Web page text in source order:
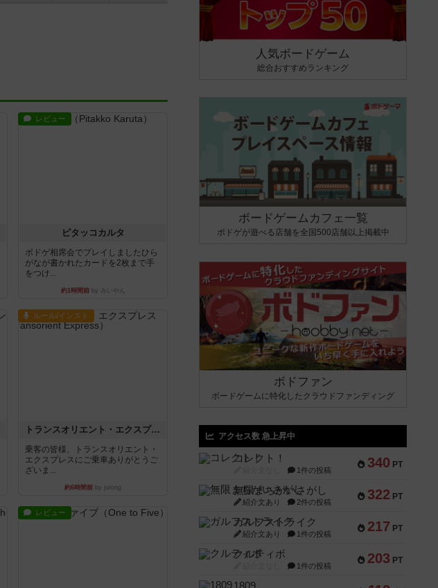
レビュー
ピタッコカルタ
ボドゲ相席会でプレイしましたひら
がなが書かれたカードを2枚まで手
をつけ...
約1時間前by みいやん
ルール/インスト
トランスオリエント・エクスプレス
乗客の皆様、トランスオリエント・
エクスプレスにご乗車ありがとうご
ざいま...
約6時間前 by jurong
レビュー
人気ボードゲーム
総合おすすめランキング
ボードゲームカフェ一覧
ボドゲが遊べる店舗を全国500店舗以上掲載中
ボドファン
ボードゲームに特化したクラウドファンディング
アクセス数 急上昇中
340 PT
コレクト！
1件の投稿
322 PT
無限まちがいさがし
紹介文あり 2件の投稿
217 PT
ガルフストライク
紹介文あり 1件の投稿
203 PT
クルティボ
1件の投稿